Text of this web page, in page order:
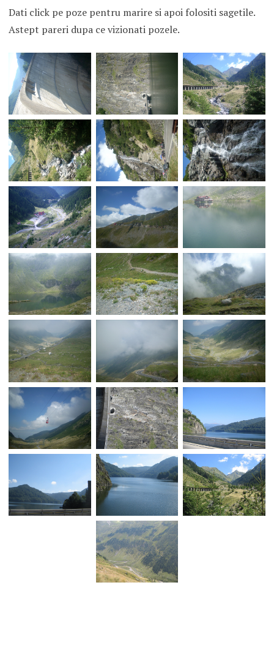
Dati click pe poze pentru marire si apoi folositi sagetile.
Astept pareri dupa ce vizionati pozele.